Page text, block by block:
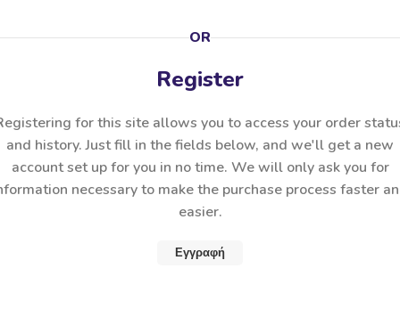
OR
Register
for this site allows you to access your order
and history. Just fill in the fields below, and we'll get a new
account set up for you in no time. We will only ask you for
necessary to make the purchase process faster
easier.
Εγγραφή